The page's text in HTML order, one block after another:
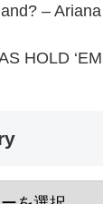
–
HOLD